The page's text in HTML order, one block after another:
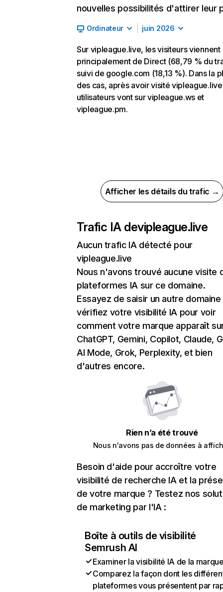
nouvelles possibilités d'attirer leur
Ordinateur juin 2026
Sur vipleague.live, les visiteurs viennent
principalement de Direct (68,79 % du
suivi de google.com (18,13 %). Dans la
des cas, après avoir visité
utilisateurs vont sur vipleague.ws et
vipleague.pm.
Afficher les détails du trafic →
Trafic IA devipleague.live
Aucun trafic IA détecté pour
vipleague.live
Nous n'avons trouvé aucune visite
plateformes IA sur ce domaine.
Essayez de saisir un autre domaine
vérifiez votre visibilité IA pour voir
comment votre marque apparaît
ChatGPT, Gemini, Copilot, Claude,
AI Mode, Grok, Perplexity, et bien
d'autres encore.
Rien n’a été trouvé
Nous n'avons pas de données à
Besoin d'aide pour accroître votre
visibilité de recherche IA et la
de votre marque ? Testez nos
de marketing par l'IA :
Boîte à outils de visibilité
Semrush AI
Examiner la visibilité IA de la
Comparez la façon dont les
plateformes vous présentent par